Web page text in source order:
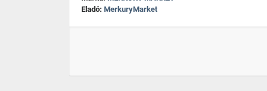
Eladó: MerkuryMarket